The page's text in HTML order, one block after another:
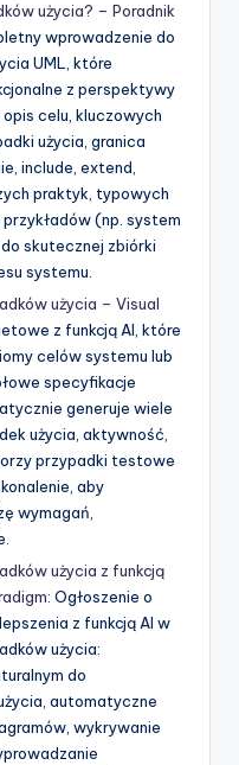
użycia? – Poradnik
wprowadzenie do
UML, które
z perspektywy
celu, kluczowych
użycia, granica
include, extend,
praktyk, typowych
(np. system
skutecznej zbiórki
systemu.
użycia – Visual
z funkcją AI, które
celów systemu lub
specyfikacje
generuje wiele
użycia, aktywność,
przypadki testowe
aby
wymagań,
użycia z funkcją
: Ogłoszenie o
z funkcją AI w
użycia:
do
automatyczne
wykrywanie